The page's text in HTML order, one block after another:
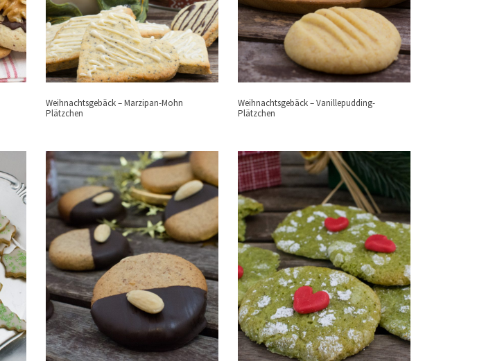
Weihnachtsgebäck – Marzipan-Mohn
Plätzchen
Weihnachtsgebäck – Vanillepudding-
Plätzchen